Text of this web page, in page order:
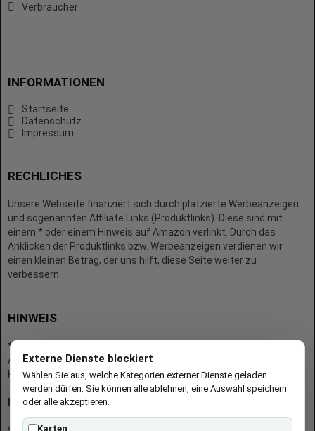
Verbraucher
INFORMATIONEN
Startseite
Datenschutz
Impressum
RECHLICHES
Unsere Webseite finanziert sich durch platzierte Werbeanzeigen
und sogenannten Affiliate Links (Produktlinks). Diese sind mit
einem * oder einem Hinweis auf Amazon verlinkt. Durch das
Anklicken der Produktlinks bzw. Werbeanzeigen verdienen wir
einen kleinen Betrag, der uns hilft, diese Seite weiter zu
verbessern.
HINWEIS
* = Afilliate-Link (=Werbung)
Als Amazon-Partner verdient der Seitenbetreiber an qualifizierten
Käufen.
Hinweis zu Preisen und Verfügbarkeiten
Externe Dienste blockiert
Wählen Sie aus, welche Kategorien externer Dienste geladen
werden dürfen. Sie können alle ablehnen, eine Auswahl speichern
oder alle akzeptieren.
Karten